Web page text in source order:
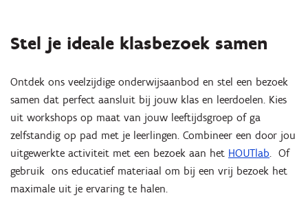
Stel je ideale klasbezoek samen
Ontdek ons veelzijdige onderwijsaanbod en stel een bezoek
samen dat perfect aansluit bij jouw klas en leerdoelen. Kies
uit workshops op maat van jouw leeftijdsgroep of ga
zelfstandig op pad met je leerlingen. Combineer een door jou
uitgewerkte activiteit met een bezoek aan het HOUTlab. Of
gebruik ons educatief materiaal om bij een vrij bezoek het
maximale uit je ervaring te halen.